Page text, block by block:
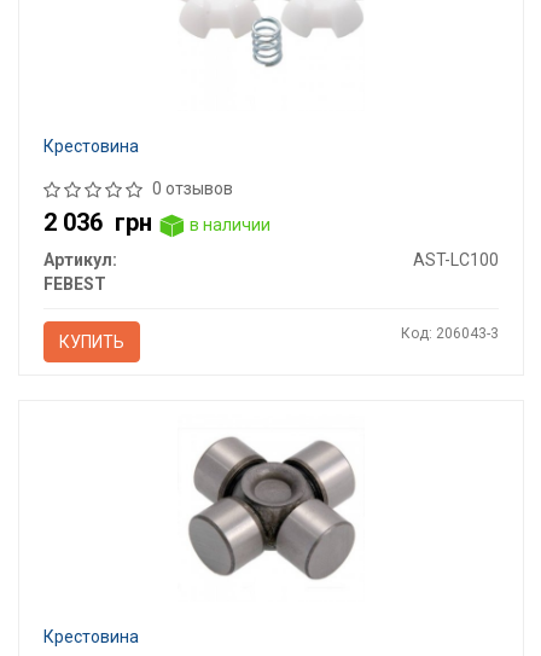
Крестовина
0 отзывов
2 036 грн
в наличии
Артикул:
AST-LC100
FEBEST
КУПИТЬ Код: 206043-3
Крестовина